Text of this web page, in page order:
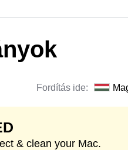
Fordítás ide:
& clean your Mac.